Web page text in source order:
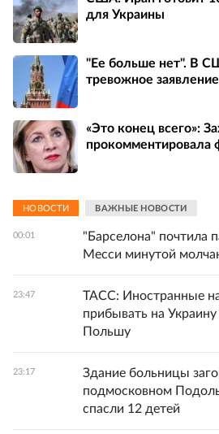
для Украины
"Ее больше нет". В
тревожное
«Это конец всего»:
прокомментировала
НОВОСТИ ВАЖНЫЕ НОВОСТИ
00:01
"Барселона" почтила
Месси минутой
23:47
ТАСС: Иностранные
прибывать на Украину
Польшу
23:17
Здание больницы
подмосковном
спасли 12 детей